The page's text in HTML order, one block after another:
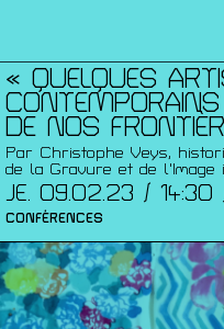
« QUELQUES
DE NOS
Par Christophe Veys,
de la Gravure et de l'Image
JE. 09.02.23 / 14:30
CONFÉRENCES